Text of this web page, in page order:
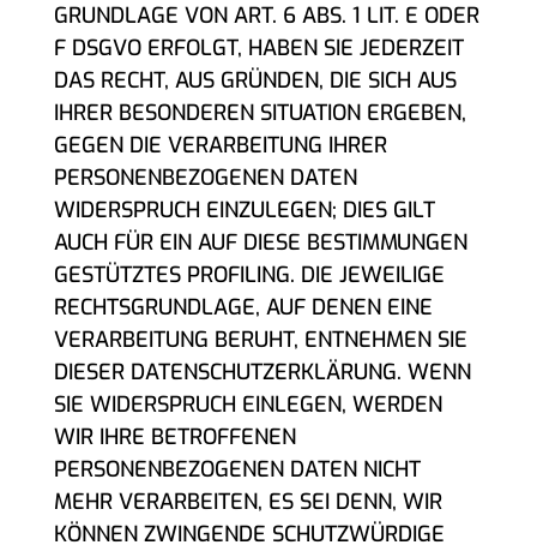
GRUNDLAGE VON ART. 6 ABS. 1 LIT. E ODER
F DSGVO ERFOLGT, HABEN SIE JEDERZEIT
DAS RECHT, AUS GRÜNDEN, DIE SICH AUS
IHRER BESONDEREN SITUATION ERGEBEN,
GEGEN DIE VERARBEITUNG IHRER
PERSONENBEZOGENEN DATEN
WIDERSPRUCH EINZULEGEN; DIES GILT
AUCH FÜR EIN AUF DIESE BESTIMMUNGEN
GESTÜTZTES PROFILING. DIE JEWEILIGE
RECHTSGRUNDLAGE, AUF DENEN EINE
VERARBEITUNG BERUHT, ENTNEHMEN SIE
DIESER DATENSCHUTZERKLÄRUNG. WENN
SIE WIDERSPRUCH EINLEGEN, WERDEN
WIR IHRE BETROFFENEN
PERSONENBEZOGENEN DATEN NICHT
MEHR VERARBEITEN, ES SEI DENN, WIR
KÖNNEN ZWINGENDE SCHUTZWÜRDIGE